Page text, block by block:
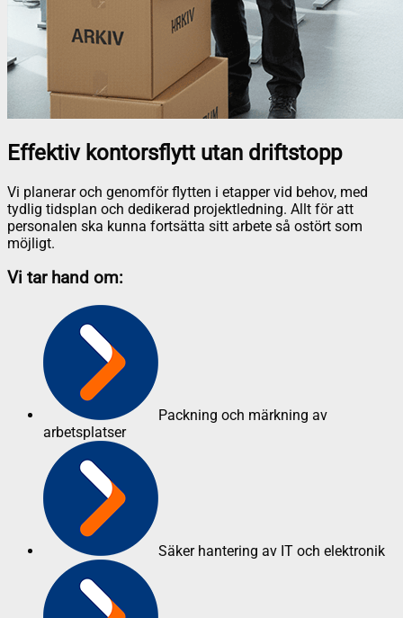
Effektiv kontorsflytt utan driftstopp
Vi planerar och genomför flytten i etapper vid behov, med
tydlig tidsplan och dedikerad projektledning. Allt för att
personalen ska kunna fortsätta sitt arbete så ostört som
möjligt.
Vi tar hand om:
Packning och märkning av
arbetsplatser
Säker hantering av IT och elektronik